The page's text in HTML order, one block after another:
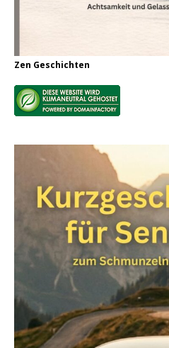
Zen Geschichten